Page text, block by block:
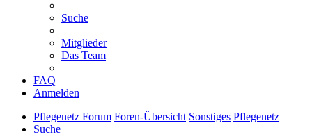
Suche
Mitglieder
Das Team
FAQ
Anmelden
Pflegenetz Forum Foren-Übersicht Sonstiges Pflegenetz
Suche